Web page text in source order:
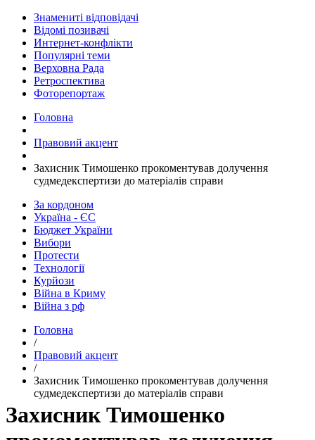
Знамениті відповідачі
Відомі позивачі
Интернет-конфлікти
Популярні теми
Верховна Рада
Ретроспектива
Фоторепортаж
Головна
Правовий акцент
Захисник Тимошенко прокоментував долучення
судмедекспертизи до матеріалів справи
За кордоном
Україна - ЄС
Бюджет України
Вибори
Протести
Технології
Курйози
Війна в Криму
Війна з рф
Головна
/
Правовий акцент
/
Захисник Тимошенко прокоментував долучення
судмедекспертизи до матеріалів справи
Захисник Тимошенко